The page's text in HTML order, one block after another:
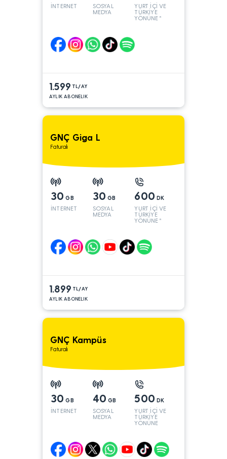
İNTERNET
SOSYAL
MEDYA
YURT İÇİ VE
TÜRKİYE
YÖNÜNE*
1.599 TL/AY
AYLIK ABONELIK
GNÇ Giga L
Faturalı
30 GB
İNTERNET
30 GB
SOSYAL
MEDYA
600 DK
YURT İÇİ VE
TÜRKİYE
YÖNÜNE*
1.899 TL/AY
AYLIK ABONELIK
GNÇ Kampüs
Faturalı
30 GB
İNTERNET
40 GB
SOSYAL
MEDYA
500 DK
YURT İÇİ VE
TÜRKİYE
YÖNÜNE